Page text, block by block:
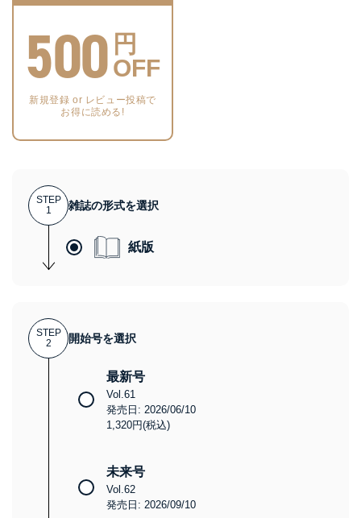
500 円
OFF
新規登録 or レビュー投稿で
お得に読める!
STEP
1
雑誌の形式を選択
紙版
STEP
2
開始号を選択
最新号
Vol.61
発売日: 2026/06/10
1,320円(税込)
未来号
Vol.62
発売日: 2026/09/10